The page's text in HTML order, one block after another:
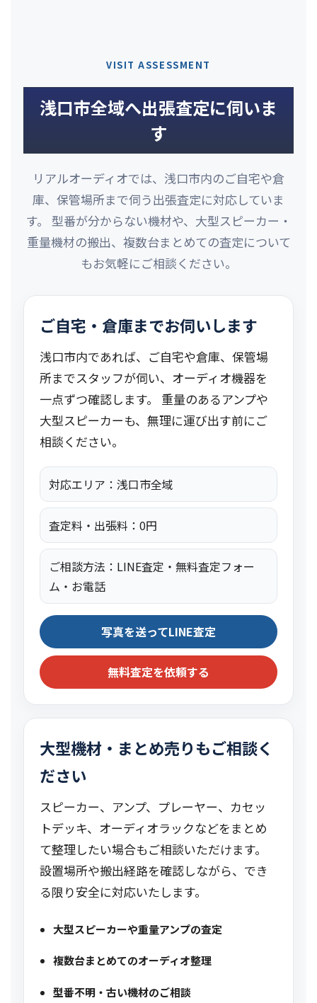
VISIT ASSESSMENT
浅口市全域へ出張査定に伺いま
す
リアルオーディオでは、浅口市内のご自宅や倉
庫、保管場所まで伺う出張査定に対応していま
す。 型番が分からない機材や、大型スピーカー・
重量機材の搬出、複数台まとめての査定について
もお気軽にご相談ください。
ご自宅・倉庫までお伺いします
浅口市内であれば、ご自宅や倉庫、保管場
所までスタッフが伺い、オーディオ機器を
一点ずつ確認します。 重量のあるアンプや
大型スピーカーも、無理に運び出す前にご
相談ください。
対応エリア：浅口市全域
査定料・出張料：0円
ご相談方法：LINE査定・無料査定フォー
ム・お電話
写真を送ってLINE査定
無料査定を依頼する
大型機材・まとめ売りもご相談く
ださい
スピーカー、アンプ、プレーヤー、カセッ
トデッキ、オーディオラックなどをまとめ
て整理したい場合もご相談いただけます。
設置場所や搬出経路を確認しながら、でき
る限り安全に対応いたします。
大型スピーカーや重量アンプの査定
複数台まとめてのオーディオ整理
型番不明・古い機材のご相談